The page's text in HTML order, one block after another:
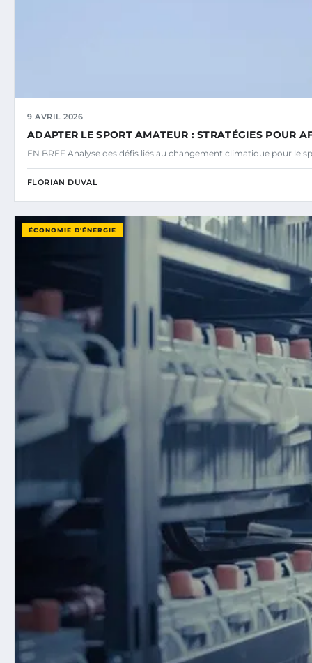
9 AVRIL 2026
ADAPTER LE SPORT AMATEUR : STRATÉGIES POUR
EN BREF Analyse des défis liés au changement climatique pour le
FLORIAN DUVAL
ÉCONOMIE D'ÉNERGIE